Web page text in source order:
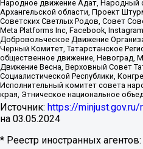
Народное движение Адат, Народный
Архангельской области, Проект
Советских Светлых Родов, Совет
Meta Platforms Inc, Facebook,
Добровольческое Движение
Черный Комитет, Татарстанское
общественное движение, Невоград,
Движение Весна, Верховный Совет
Социалистической Республики,
Исполнительный комитет совета
края, Этническое национальное
Источник: https://
на 03.05.2024
* Реестр иностранных агентов: